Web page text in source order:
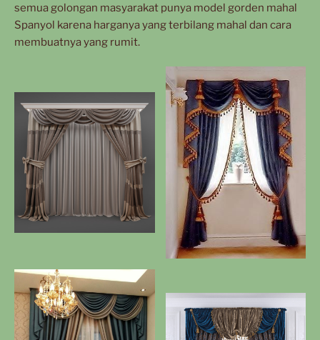
semua golongan masyarakat punya model gorden mahal
Spanyol karena harganya yang terbilang mahal dan cara
membuatnya yang rumit.